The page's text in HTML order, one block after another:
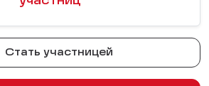
Стать участницей